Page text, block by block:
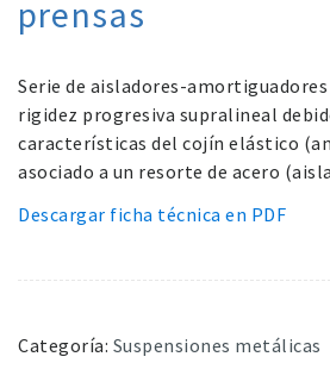
prensas
Serie de aisladores-
rigidez progresiva supralineal
características del cojín elástico
asociado a un resorte de acero
Descargar ficha técnica en PDF
Categoría: Suspensiones metálicas